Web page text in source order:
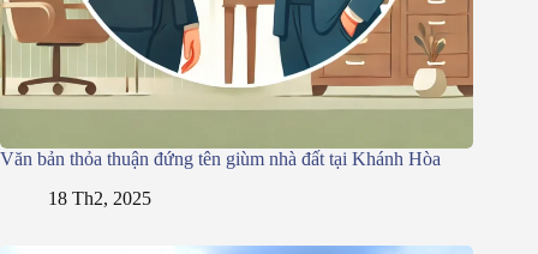
Văn bản thỏa thuận đứng tên giùm nhà đất tại Khánh Hòa
18 Th2, 2025